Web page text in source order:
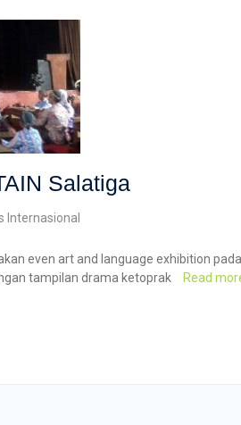
Salatiga
Internasional
even art and language exhibition
tampilan drama ketoprak
Read